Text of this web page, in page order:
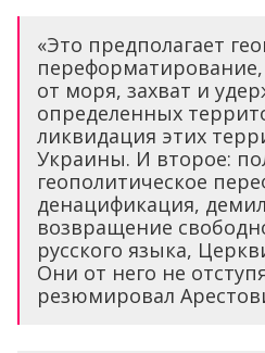
«Это предполагает
переформатирование,
от моря, захват и
определенных
ликвидация этих
Украины. И второе:
геополитическое
денацификация,
возвращение
русского языка,
Они от него не
резюмировал